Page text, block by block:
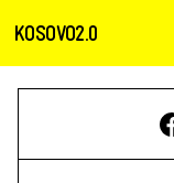
KOSOVO2.0